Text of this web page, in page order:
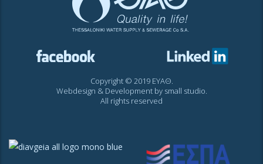
Copyright © 2019 ΕΥΑΘ.
Webdesign & Development by small studio.
All rights reserved